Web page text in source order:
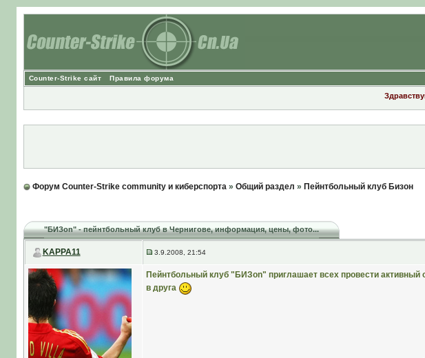
Counter-Strike сайт Правила форума
Форум Counter-Strike community и киберспорта» Общий раздел » Пейнтбольный клуб Бизон
"БИЗon" - пейнтбольный клуб в Чернигове, информация, цены, фото...
KAPPA11 3.9.2008, 21:54
Пейнтбольный клуб "БИЗon" приглашает всех провести
в друга